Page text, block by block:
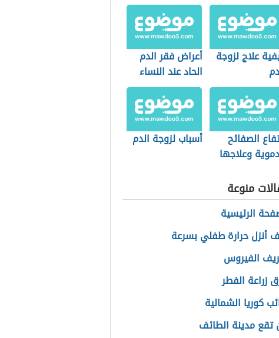
علاج لزوجة
أعراض فقر الدم
الحاد عند النساء
الصفائح
وعلاجها
أسباب لزوجة الدم
منوعة
الرئيسية
أنزل حرارة طفلي بسرعة
الفيروس
زراعة الفطر
كوريا الشمالية
تقع مدينة الطائف